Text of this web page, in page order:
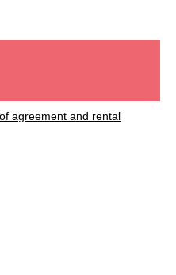
agreement and rental